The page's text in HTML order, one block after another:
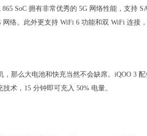
SoC 拥有非常优秀的 5G 网络性能，支持
网络。此外更支持 WiFi 6 功能和双 WiFi 连接
，那么大电池和快充当然不会缺席。iQOO 3
技术，15 分钟即可充入 50% 电量。